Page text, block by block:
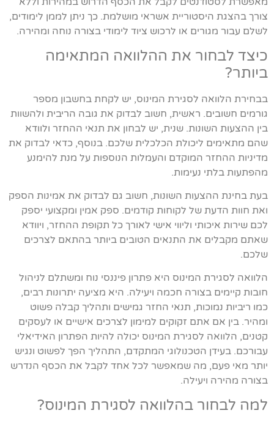
צורך בהצגת היסטוריית אשראי מושלמת. כך ניתן לממן לימודים,
לשלם עבור מגורים או לרכוש ציוד לימודי בצורה נוחה ומהירה.
כיצד לבחור את ההלוואה המתאימה
ביותר?
בבחירת הלוואה לסגירת המינוס, יש לקחת בחשבון מספר
גורמים חשובים. ראשית, חשוב לבדוק את גובה הריבית ולהשוות
בין ההצעות השונות. שנית, יש לבחון את תנאי ההחזר ולוודא
שהם מתאימים ליכולת הכלכלית שלכם. בנוסף, כדאי לבדוק את
מדיניות ההחזר המוקדם והעמלות הנוספות על מנת להימנע
מהפתעות בלתי נעימות.
בעת בחינת ההצעות השונות, חשוב גם לבדוק את אמינות הספק
ואת חוות הדעת של לקוחות קודמים. ספק אמין ומקצועי יספק
לכם שירות איכותי וליווי אישי לאורך כל תקופת ההחזר, ויוודא
שאתם מקבלים את התנאים הטובים ביותר בהתאם לצרכים
שלכם.
הלוואה לסגירת המינוס היא פתרון פיננסי נוח ומשתלם לניהול
חובות קיימים בצורה חכמה ויעילה. היא מציעה יתרונות רבים,
כמו ריביות נמוכות, תנאי החזר גמישים ותהליך קבלה פשוט
ומהיר. בין אם אתם זקוקים למימון לצרכים אישיים או לעסקים
קטנים, הלוואה לסגירת המינוס יכולה להיות הפתרון האידיאלי
עבורכם. בעידן הטכנולוגי המתקדם, התהליך הפך לפשוט ונגיש
יותר מאי פעם, מה שמאפשר לכל אחד לקבל את הכסף הנדרש
בצורה מהירה ויעילה.
למה לבחור בהלוואה לסגירת המינוס?